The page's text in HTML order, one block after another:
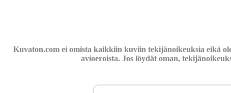
Kuvaton.com ei omista kaikkiin kuviin tekijänoikeuksia eikä
avioeroista. Jos löydät oman,